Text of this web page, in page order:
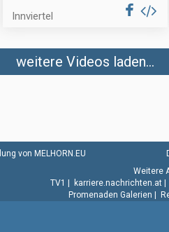
Innviertel
weitere Videos laden...
von MELHORN.EU
Weitere
TV1 | karriere.nachrichten.at |
Promenaden Galerien |